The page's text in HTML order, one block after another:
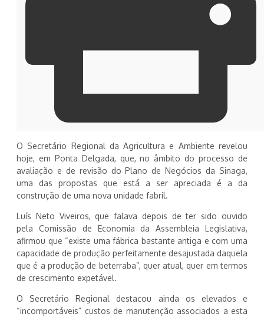
O Secretário Regional da Agricultura e Ambiente revelou
hoje, em Ponta Delgada, que, no âmbito do processo de
avaliação e de revisão do Plano de Negócios da Sinaga,
uma das propostas que está a ser apreciada é a da
construção de uma nova unidade fabril.
Luís Neto Viveiros, que falava depois de ter sido ouvido
pela Comissão de Economia da Assembleia Legislativa,
afirmou que “existe uma fábrica bastante antiga e com uma
capacidade de produção perfeitamente desajustada daquela
que é a produção de beterraba”, quer atual, quer em termos
de crescimento expetável.
O Secretário Regional destacou ainda os elevados e
“incomportáveis” custos de manutenção associados a esta